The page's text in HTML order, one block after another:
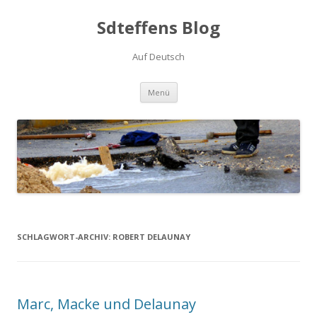
Sdteffens Blog
Auf Deutsch
Menü Zum Inhalt springen
SCHLAGWORT-ARCHIV: ROBERT DELAUNAY
Marc, Macke und Delaunay